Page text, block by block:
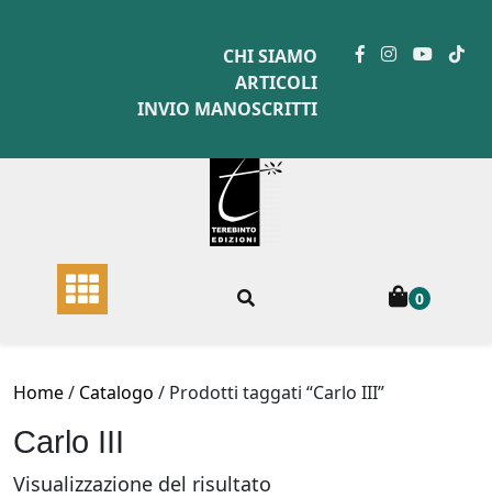
CHI SIAMO
ARTICOLI
INVIO MANOSCRITTI
0
Home/ Catalogo / Prodotti taggati “Carlo III”
Carlo III
Visualizzazione del risultato